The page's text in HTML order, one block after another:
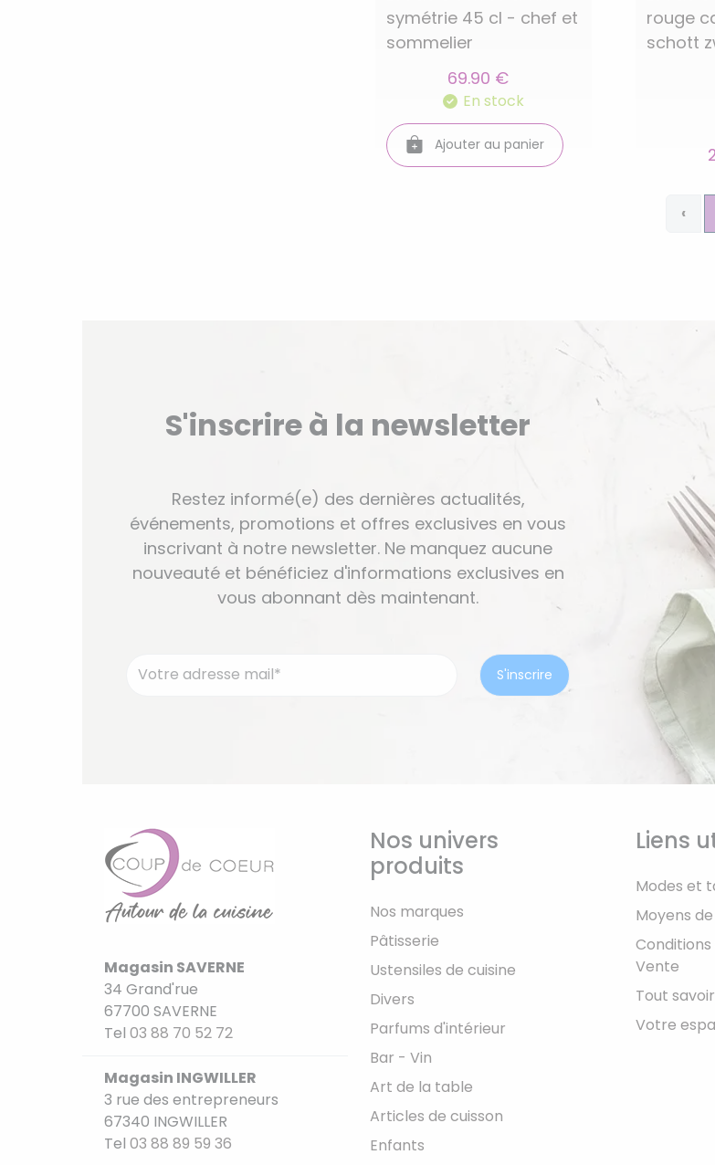
symétrie 45 cl - chef et
sommelier
69.90 €
En stock
Ajouter au panier
rouge
schott
‹
S'inscrire à la newsletter
Restez informé(e) des dernières actualités,
événements, promotions et offres exclusives en vous
inscrivant à notre newsletter. Ne manquez aucune
nouveauté et bénéficiez d'informations exclusives en
vous abonnant dès maintenant.
Magasin SAVERNE
34 Grand'rue
67700 SAVERNE
Tel 03 88 70 52 72
Magasin INGWILLER
3 rue des entrepreneurs
67340 INGWILLER
Tel 03 88 89 59 36
Nos univers
produits
Nos marques
Pâtisserie
Ustensiles de cuisine
Divers
Parfums d'intérieur
Bar - Vin
Art de la table
Articles de cuisson
Enfants
Liens
Modes et
Moyens
Vente
Tout
Votre